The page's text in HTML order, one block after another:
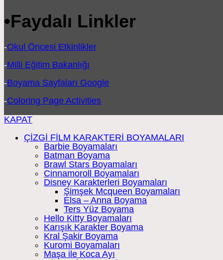
•Faydalı Linkler
-Okul Öncesi Etkinlikler
-Milli Eğitim Bakanlığı
-Boyama Sayfaları Google
-Coloring Page Activities
KAPAT
ÇİZGİ FİLM KARAKTERİ BOYAMALARI
Barbie Boyamaları
Batman Boyama
Brawl Stars Boyamaları
Cinnamoroll Boyamaları
Disney Karakterleri Boyamaları
Şimşek Mcqueen Boyamaları
Elsa – Anna Boyama
Ters Yüz Boyama
Hello Kitty Boyamaları
Karışık Karakter Boyama
Kral Şakir Boyama
Kuromi Boyamaları
Maşa ile Koca Ayı